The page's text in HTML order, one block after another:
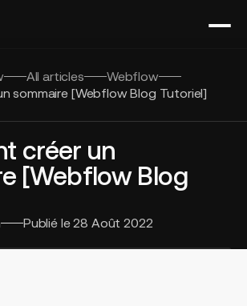
All articles
Webflow
sommaire [Webflow Blog Tutoriel]
créer un
[Webflow Blog
Publié le28 Août 2022